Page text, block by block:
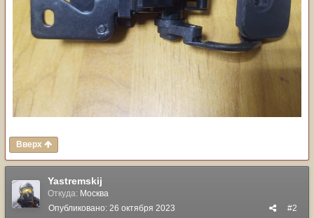
Вверх
Yastremskij
Откуда: Москва
#2
Опубликовано: 26 октября 2023